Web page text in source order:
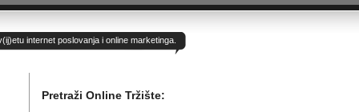
internet poslovanja i online marketinga.
Pretraži Online Tržište: